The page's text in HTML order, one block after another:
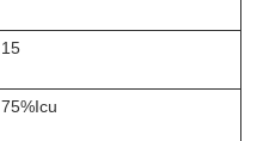
15
75%Icu